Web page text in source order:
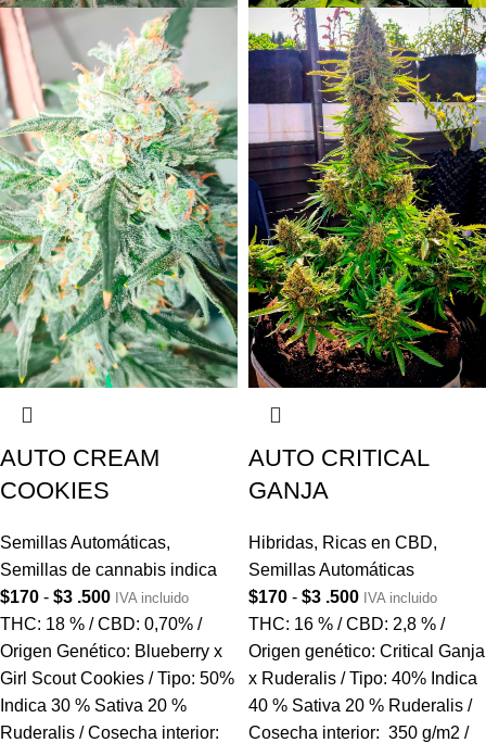
AUTO CREAM
COOKIES
Semillas Automáticas,
Semillas de cannabis indica
$170 - $3 .500 IVA incluido
THC: 18 % / CBD: 0,70% /
Origen Genético: Blueberry x
Girl Scout Cookies / Tipo: 50%
Indica 30 % Sativa 20 %
Ruderalis / Cosecha interior:
AUTO CRITICAL
GANJA
Hibridas, Ricas en CBD,
Semillas Automáticas
$170 - $3 .500 IVA incluido
THC: 16 % / CBD: 2,8 % /
Origen genético: Critical Ganja
x Ruderalis / Tipo: 40% Indica
40 % Sativa 20 % Ruderalis /
Cosecha interior: 350 g/m2 /